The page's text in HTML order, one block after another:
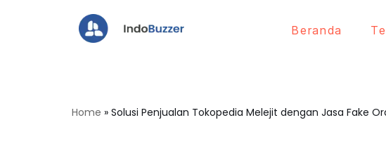
Beranda
Home » Solusi Penjualan Tokopedia Melejit dengan Jasa Fake